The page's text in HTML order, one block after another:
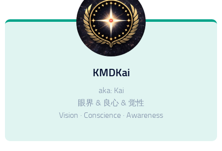
KMDKai
aka: Kai
眼界 & 良心 & 觉性
Vision · Conscience · Awareness